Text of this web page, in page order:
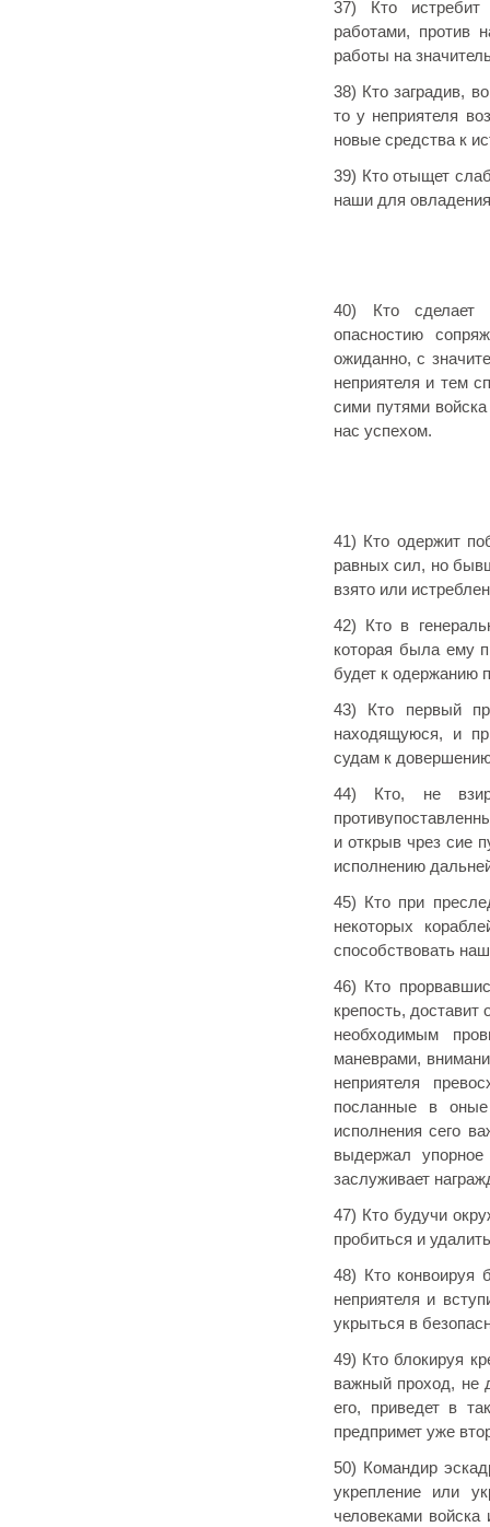
37) Кто
работами, против
работы на
38) Кто заградив,
то у неприятеля
новые средства к
39) Кто отыщет
наши для
40) Кто сделает
опасностию
ожиданно, с
неприятеля и тем
сими путями
нас успехом.
41) Кто одержит
равных сил, но
взято или
42) Кто в
которая была ему
будет к одержанию
43) Кто первый
находящуюся, и
судам к
44) Кто, не
и открыв чрез сие
исполнению
45) Кто при
некоторых
способствовать
46) Кто
крепость,
необходимым
маневрами,
неприятеля
посланные в
исполнения сего
выдержал
заслуживает
47) Кто будучи
пробиться и
48) Кто конвоируя
неприятеля и
укрыться в
49) Кто блокируя
важный проход, не
его, приведет в
предпримет уже
50) Командир
укрепление или
человеками